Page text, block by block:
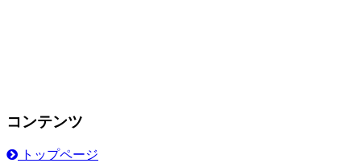
コンテンツ
トップページ